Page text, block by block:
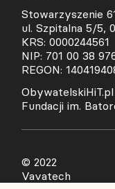
Stowarzyszenie
ul. Szpitalna 5/5,
KRS: 0000244561
NIP: 701 00 38
REGON:
Fundacji im.
© 2022
Vavatech